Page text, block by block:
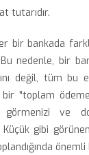
tutarıdır.
bir bankada
Bu nedenle, bir
değil, tüm bu
bir "toplam
ve
Küçük gibi